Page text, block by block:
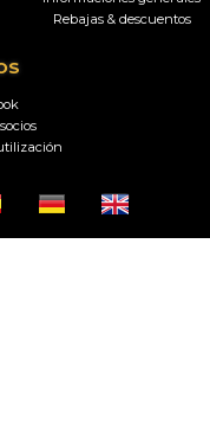
Rebajas & descuentos